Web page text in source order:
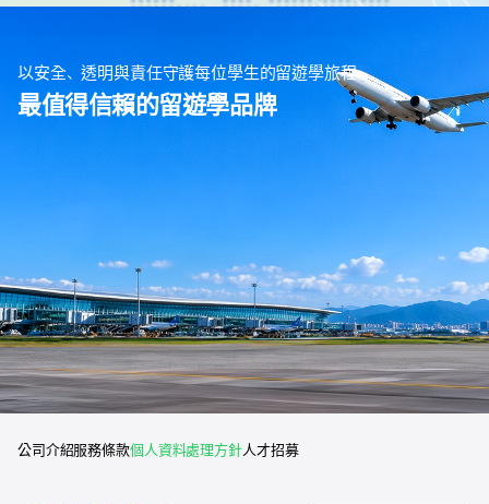
以安全、透明與責任守護每位學生的留遊學旅程
最值得信賴的留遊學品牌
公司介紹服務條款個人資料處理方針人才招募